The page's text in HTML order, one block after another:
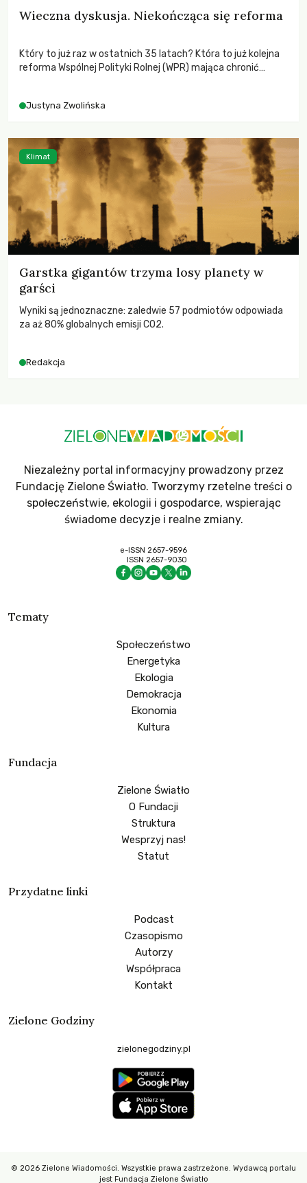
Wieczna dyskusja. Niekończąca się reforma
Który to już raz w ostatnich 35 latach? Która to już kolejna
reforma Wspólnej Polityki Rolnej (WPR) mająca chronić
Justyna Zwolińska
Garstka gigantów trzyma losy planety w
garści
Wyniki są jednoznaczne: zaledwie 57 podmiotów odpowiada
za aż 80% globalnych emisji CO2.
Redakcja
Klimat
Niezależny portal informacyjny prowadzony przez
Fundację Zielone Światło. Tworzymy rzetelne treści o
społeczeństwie, ekologii i gospodarce, wspierając
świadome decyzje i realne zmiany.
e-ISSN 2657-9596
ISSN 2657-9030
Tematy
Społeczeństwo
Energetyka
Ekologia
Demokracja
Ekonomia
Kultura
Fundacja
Zielone Światło
O Fundacji
Struktura
Wesprzyj nas!
Statut
Przydatne linki
Podcast
Czasopismo
Autorzy
Współpraca
Kontakt
Zielone Godziny
zielonegodziny.pl
© 2026 Zielone Wiadomości. Wszystkie prawa zastrzeżone. Wydawcą portalu
jest Fundacja Zielone Światło